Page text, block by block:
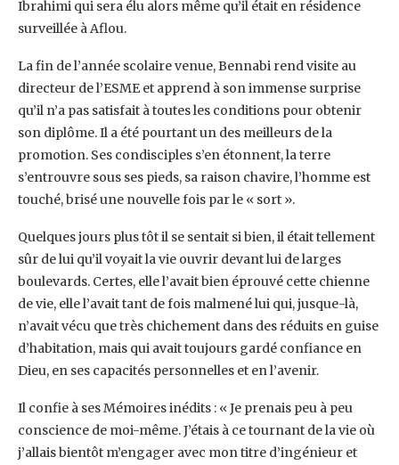
Ibrahimi qui sera élu alors même qu’il était en résidence
surveillée à ‎Aflou. ‎
La fin de l’année scolaire venue, Bennabi rend visite au
directeur de l’ESME et apprend à son ‎immense surprise
qu’il n’a pas satisfait à toutes les conditions pour obtenir
son diplôme. Il a ‎été pourtant un des meilleurs de la
promotion. Ses condisciples s’en étonnent, la terre
‎s’entrouvre sous ses pieds, sa raison chavire, l’homme est
touché, brisé une nouvelle fois par ‎le « sort ». ‎
Quelques jours plus tôt il se sentait si bien, il était tellement
sûr de lui qu’il voyait la vie ‎ouvrir devant lui de larges
boulevards. Certes, elle l’avait bien éprouvé cette chienne
de vie, ‎elle l’avait tant de fois malmené lui qui, jusque-là,
n’avait vécu que très chichement dans des ‎réduits en guise
d’habitation, mais qui avait toujours gardé confiance en
Dieu, en ses ‎capacités personnelles et en l’avenir.‎
Il confie à ses Mémoires inédits : « Je prenais peu à peu
conscience de moi-même. J’étais à ‎ce tournant de la vie où
j’allais bientôt m’engager avec mon titre d’ingénieur et